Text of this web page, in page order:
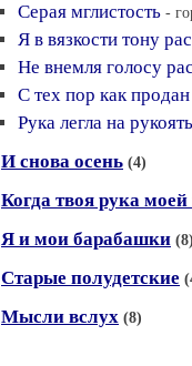
Серая мглистость -
Я в вязкости тону
Не внемля голосу
С тех пор как
Рука легла на
И снова осень (4)
Когда твоя рука моей
Я и мои барабашки (8)
Старые полудетские
Мысли вслух (8)